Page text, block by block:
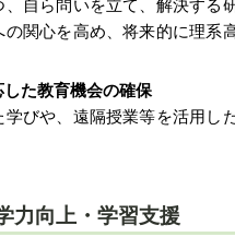
関心を高め、将来的に理系
た教育機会の確保
びや、遠隔授業等を活用し
力向上・学習支援